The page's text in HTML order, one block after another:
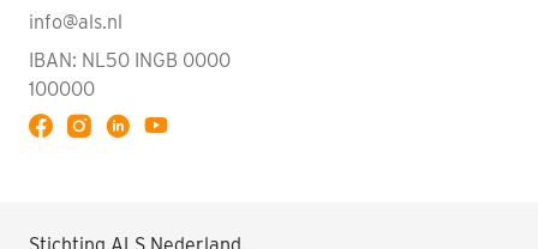
info@als.nl
IBAN: NL50 INGB 0000
100000